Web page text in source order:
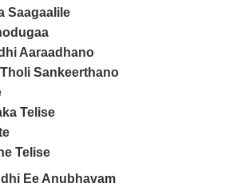
Saagaalile
Aaraadhano
Sankeerthano
Telise
Telise
Ee Anubhavam